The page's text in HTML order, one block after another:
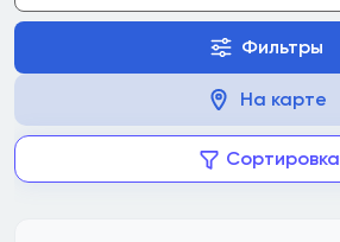
Фильтры
На карте
Сортировка